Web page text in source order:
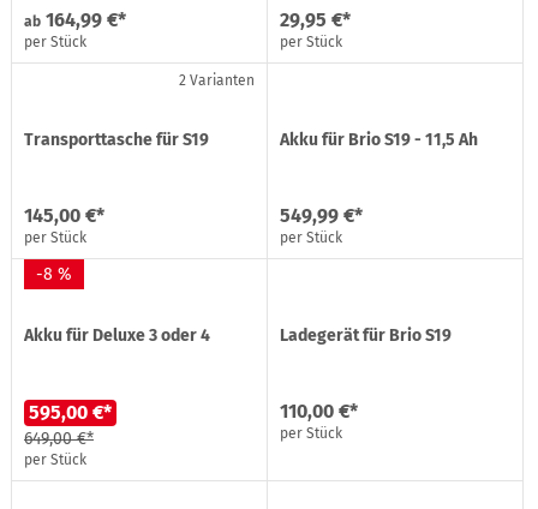
ab 164,99 €*
per Stück
29,95 €*
per Stück
2 Varianten
Transporttasche für S19
145,00 €*
per Stück
Akku für Brio S19 - 11,5 Ah
549,99 €*
per Stück
-8 %
Akku für Deluxe 3 oder 4
595,00 €*
649,00 €*
per Stück
Ladegerät für Brio S19
110,00 €*
per Stück